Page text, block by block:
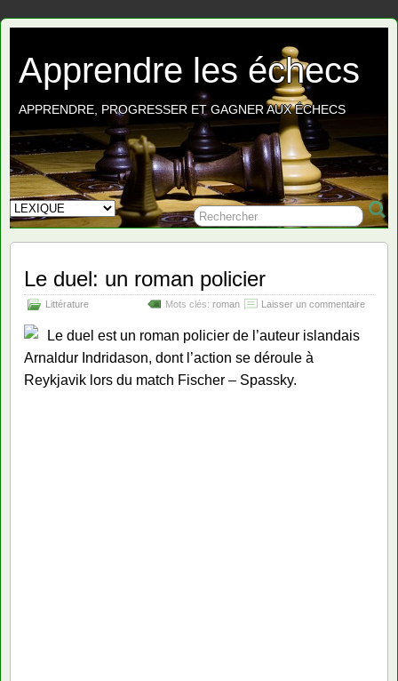
Apprendre les échecs
APPRENDRE, PROGRESSER ET GAGNER AUX ÉCHECS
Le duel: un roman policier
Littérature Laisser un commentaire
Mots clés: roman
Le duel est un roman policier de l’auteur islandais
Arnaldur Indridason, dont l’action se déroule à
Reykjavik lors du match Fischer – Spassky.